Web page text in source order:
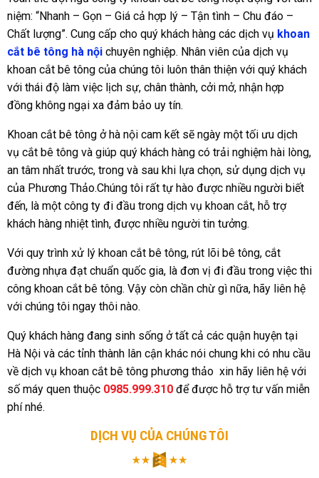
niệm: “Nhanh – Gọn – Giá cả hợp lý – Tận tình – Chu đáo –
Chất lượng”. Cung cấp cho quý khách hàng các dịch vụ khoan
cắt bê tông hà nộichuyên nghiệp. Nhân viên của dịch vụ
khoan cắt bê tông của chúng tôi luôn thân thiện với quý khách
với thái độ làm việc lịch sự, chân thành, cởi mở, nhận hợp
đồng không ngại xa đảm bảo uy tín.
Khoan cắt bê tông ở hà nội cam kết sẽ ngày một tối ưu dịch
vụ cắt bê tông và giúp quý khách hàng có trải nghiệm hài lòng,
an tâm nhất trước, trong và sau khi lựa chọn, sử dụng dịch vụ
của Phương Thảo.Chúng tôi rất tự hào được nhiều người biết
đến, là một công ty đi đầu trong dịch vụ khoan cắt, hỗ trợ
khách hàng nhiệt tình, được nhiều người tin tưởng.
Với quy trình xử lý khoan cắt bê tông, rút lõi bê tông, cắt
đường nhựa đạt chuẩn quốc gia, là đơn vị đi đầu trong việc thi
công khoan cắt bê tông. Vậy còn chần chừ gì nữa, hãy liên hệ
với chúng tôi ngay thôi nào.
Quý khách hàng đang sinh sống ở tất cả các quận huyện tại
Hà Nội và các tỉnh thành lân cận khác nói chung khi có nhu cầu
về dịch vụ khoan cắt bê tông phương thảo xin hãy liên hệ với
số máy quen thuộc 0985.999.310để được hỗ trợ tư vấn miễn
phí nhé.
DỊCH VỤ CỦA CHÚNG TÔI